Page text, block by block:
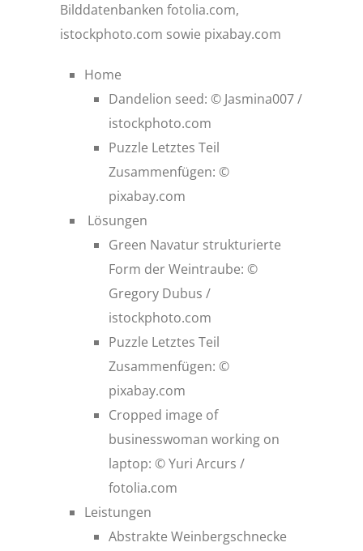
Bilddatenbanken fotolia.com,
istockphoto.com sowie pixabay.com
Home
Dandelion seed: © Jasmina007 /
istockphoto.com
Puzzle Letztes Teil
Zusammenfügen: ©
pixabay.com
Lösungen
Green Navatur strukturierte
Form der Weintraube: ©
Gregory Dubus /
istockphoto.com
Puzzle Letztes Teil
Zusammenfügen: ©
pixabay.com
Cropped image of
businesswoman working on
laptop: © Yuri Arcurs /
fotolia.com
Leistungen
Abstrakte Weinbergschnecke